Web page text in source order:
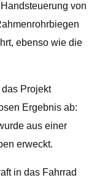
von
ebenso wie die
Projekt
Ergebnis ab:
aus einer
erweckt.
in das Fahrrad